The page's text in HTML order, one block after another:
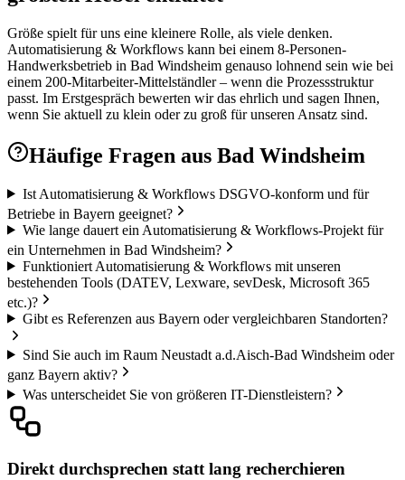
Größe spielt für uns eine kleinere Rolle, als viele denken.
Automatisierung & Workflows kann bei einem 8-Personen-
Handwerksbetrieb in Bad Windsheim genauso lohnend sein wie bei
einem 200-Mitarbeiter-Mittelständler – wenn die Prozessstruktur
passt. Im Erstgespräch bewerten wir das ehrlich und sagen Ihnen,
wenn Sie aktuell zu klein oder zu groß für unseren Ansatz sind.
Häufige Fragen aus Bad Windsheim
Ist Automatisierung & Workflows DSGVO-konform und für
Betriebe in Bayern geeignet?
Wie lange dauert ein Automatisierung & Workflows-Projekt für
ein Unternehmen in Bad Windsheim?
Funktioniert Automatisierung & Workflows mit unseren
bestehenden Tools (DATEV, Lexware, sevDesk, Microsoft 365
etc.)?
Gibt es Referenzen aus Bayern oder vergleichbaren Standorten?
Sind Sie auch im Raum Neustadt a.d.Aisch-Bad Windsheim oder
ganz Bayern aktiv?
Was unterscheidet Sie von größeren IT-Dienstleistern?
Direkt durchsprechen statt lang recherchieren